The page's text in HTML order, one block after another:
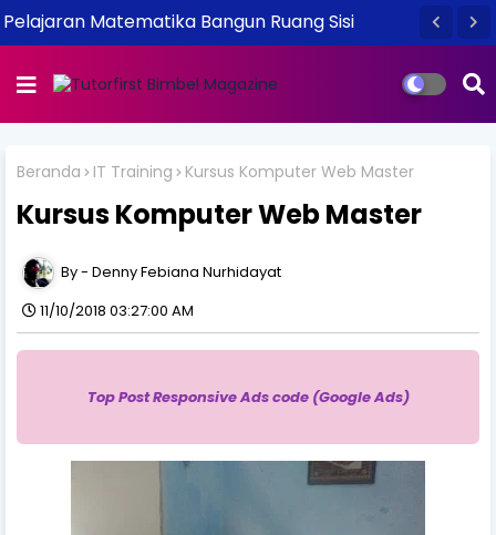
Pelajaran Matematika Bangun Ruang Sisi
Beranda IT Training Kursus Komputer Web Master
Kursus Komputer Web Master
Denny Febiana Nurhidayat
11/10/2018 03:27:00 AM
Top Post Responsive Ads code (Google Ads)